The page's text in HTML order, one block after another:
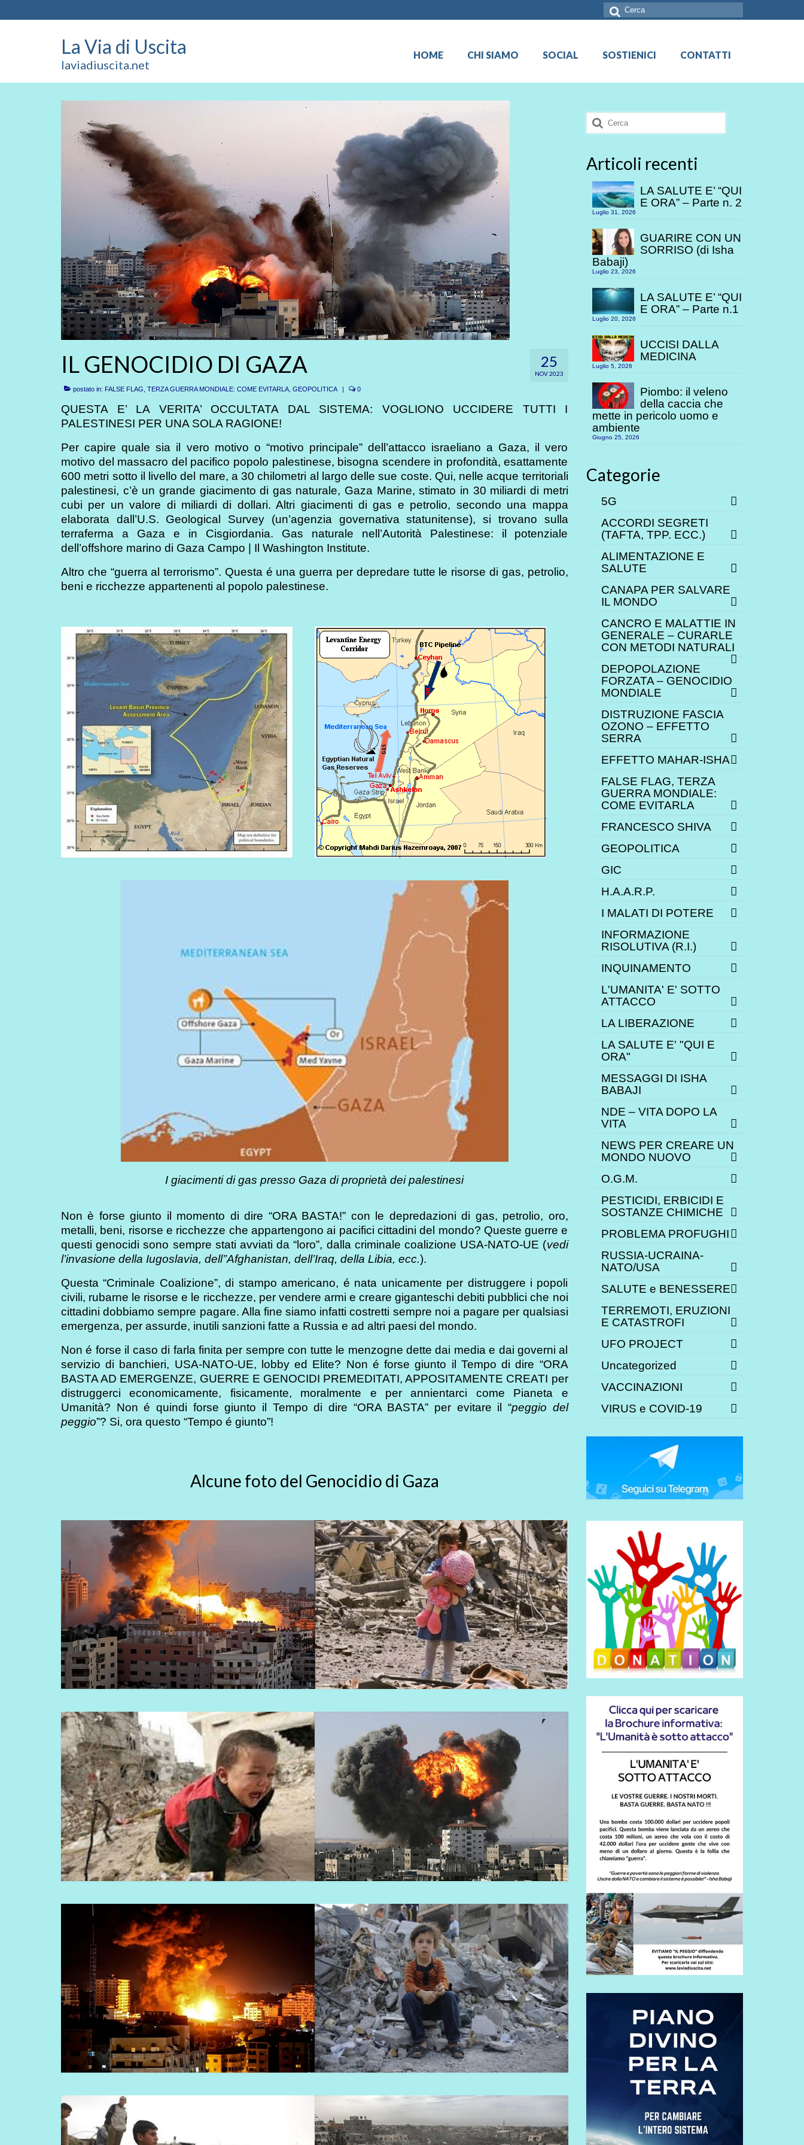
Cerca:
La Via di Uscita
laviadiuscita.net
HOME CHI SIAMO SOCIAL SOSTIENICI CONTATTI
25
NOV 2023
IL GENOCIDIO DI GAZA
postato in: FALSE FLAG, TERZA GUERRA MONDIALE: COME EVITARLA GEOPOLITICA | 0
QUESTA E’ LA VERITA’ OCCULTATA DAL SISTEMA: VOGLIONO UCCIDERE TUTTI I
PALESTINESI PER UNA SOLA RAGIONE!
Per capire quale sia il vero motivo o “motivo principale” dell’attacco israeliano a Gaza, il vero
motivo del massacro del pacifico popolo palestinese, bisogna scendere in profondità, esattamente
600 metri sotto il livello del mare, a 30 chilometri al largo delle sue coste. Qui, nelle acque territoriali
palestinesi, c’è un grande giacimento di gas naturale, Gaza Marine, stimato in 30 miliardi di metri
cubi per un valore di miliardi di dollari. Altri giacimenti di gas e petrolio, secondo una mappa
elaborata dall’U.S. Geological Survey (un’agenzia governativa statunitense), si trovano sulla
terraferma a Gaza e in Cisgiordania. Gas naturale nell’Autorità Palestinese: il potenziale
dell’offshore marino di Gaza Campo | Il Washington Institute.
Altro che “guerra al terrorismo”. Questa é una guerra per depredare tutte le risorse di gas, petrolio,
beni e ricchezze appartenenti al popolo palestinese.
I giacimenti di gas presso Gaza di proprietà dei palestinesi
Non è forse giunto il momento di dire “ORA BASTA!” con le depredazioni di gas, petrolio, oro,
metalli, beni, risorse e ricchezze che appartengono ai pacifici cittadini del mondo? Queste guerre e
questi genocidi sono sempre stati avviati da “loro”, dalla criminale coalizione USA-NATO-UE (vedi
l’invasione della Iugoslavia, dell’’Afghanistan, dell’Iraq, della Libia, ecc.).
Questa “Criminale Coalizione”, di stampo americano, é nata unicamente per distruggere i popoli
civili, rubarne le risorse e le ricchezze, per vendere armi e creare giganteschi debiti pubblici che noi
cittadini dobbiamo sempre pagare. Alla fine siamo infatti costretti sempre noi a pagare per qualsiasi
emergenza, per assurde, inutili sanzioni fatte a Russia e ad altri paesi del mondo.
Non é forse il caso di farla finita per sempre con tutte le menzogne dette dai media e dai governi al
servizio di banchieri, USA-NATO-UE, lobby ed Elite? Non é forse giunto il Tempo di dire “ORA
BASTA AD EMERGENZE, GUERRE E GENOCIDI PREMEDITATI, APPOSITAMENTE CREATI per
distruggerci economicamente, fisicamente, moralmente e per annientarci come Pianeta e
Umanità? Non é quindi forse giunto il Tempo di dire “ORA BASTA” per evitare il “peggio del
peggio”? Si, ora questo “Tempo é giunto”!
Alcune foto del Genocidio di Gaza
Cerca:
Articoli recenti
LA SALUTE E’ “QUI
E ORA” – Parte n. 2
Luglio 31, 2026
GUARIRE CON UN
SORRISO (di Isha
Babaji)
Luglio 23, 2026
LA SALUTE E’ “QUI
E ORA” – Parte n.1
Luglio 20, 2026
UCCISI DALLA
MEDICINA
Luglio 5, 2026
Piombo: il veleno
della caccia che
mette in pericolo uomo e
ambiente
Giugno 25, 2026
Categorie
5G
ACCORDI SEGRETI
(TAFTA, TPP. ECC.)
ALIMENTAZIONE E
SALUTE
CANAPA PER SALVARE
IL MONDO
CANCRO E MALATTIE IN
GENERALE – CURARLE
CON METODI NATURALI
DEPOPOLAZIONE
FORZATA – GENOCIDIO
MONDIALE
DISTRUZIONE FASCIA
OZONO – EFFETTO
SERRA
EFFETTO MAHAR-ISHA
FALSE FLAG, TERZA
GUERRA MONDIALE:
COME EVITARLA
FRANCESCO SHIVA
GEOPOLITICA
GIC
H.A.A.R.P.
I MALATI DI POTERE
INFORMAZIONE
RISOLUTIVA (R.I.)
INQUINAMENTO
L'UMANITA' E' SOTTO
ATTACCO
LA LIBERAZIONE
LA SALUTE E' "QUI E
ORA"
MESSAGGI DI ISHA
BABAJI
NDE – VITA DOPO LA
VITA
NEWS PER CREARE UN
MONDO NUOVO
O.G.M.
PESTICIDI, ERBICIDI E
SOSTANZE CHIMICHE
PROBLEMA PROFUGHI
RUSSIA-UCRAINA-
NATO/USA
SALUTE e BENESSERE
TERREMOTI, ERUZIONI
E CATASTROFI
UFO PROJECT
Uncategorized
VACCINAZIONI
VIRUS e COVID-19